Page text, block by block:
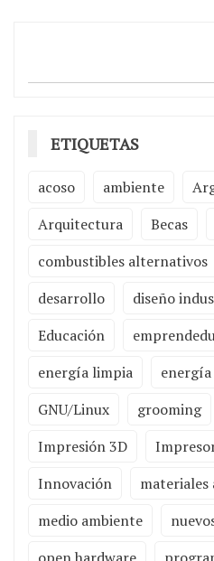
ETIQUETAS
acoso ambiente
Arquitectura
Becas
combustibles alternativos
desarrollo
diseño
Educación
energía limpia
GNU/Linux
grooming
Impresión 3D
Innovación
medio ambiente